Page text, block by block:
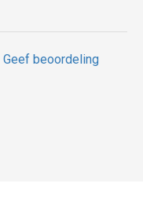
Geef beoordeling